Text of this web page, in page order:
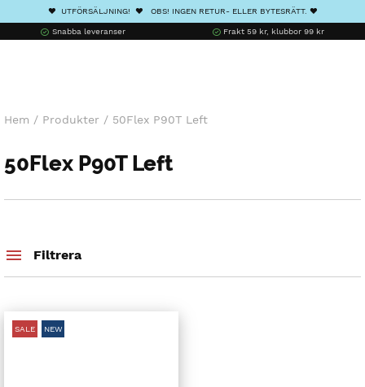
❤️ UTFÖRSÄLJNING! ❤️ OBS! INGEN RETUR- ELLER BYTESRÄTT. ❤️
Snabba leveranser Frakt 59 kr, klubbor 99 kr
Hem / Produkter / 50Flex P90T Left
50Flex P90T Left
Filtrera
SALE NEW